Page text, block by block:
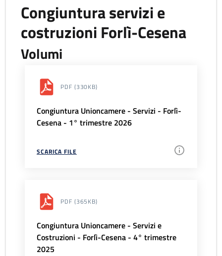
Congiuntura servizi e
costruzioni Forlì-Cesena
Volumi
PDF (330KB)
Congiuntura Unioncamere - Servizi - Forlì-
Cesena - 1° trimestre 2026
SCARICA FILE
PDF (365KB)
Congiuntura Unioncamere - Servizi e
Costruzioni - Forlì-Cesena - 4° trimestre
2025